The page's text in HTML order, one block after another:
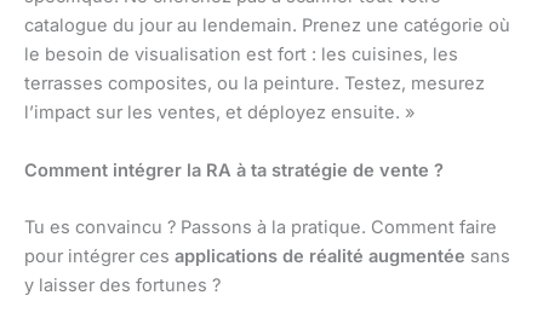
catalogue du jour au lendemain. Prenez une catégorie où
le besoin de visualisation est fort : les cuisines, les
terrasses composites, ou la peinture. Testez, mesurez
l’impact sur les ventes, et déployez ensuite. »
Comment intégrer la RA à ta stratégie de vente ?
Tu es convaincu ? Passons à la pratique. Comment faire
pour intégrer ces applications de réalité augmentée sans
y laisser des fortunes ?